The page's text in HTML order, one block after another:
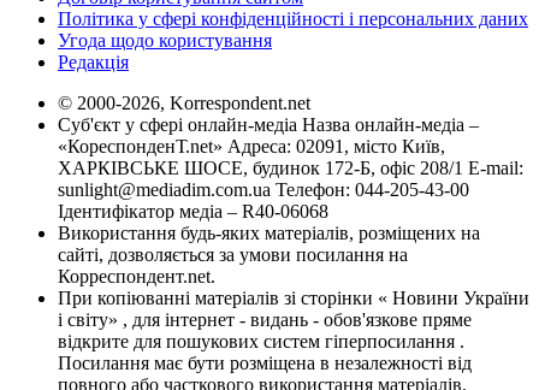
Політика у сфері конфіденційності і персональних даних
Угода щодо користування
Редакція
© 2000-2026, Korrespondent.net
Суб'єкт у сфері онлайн-медіа Назва онлайн-медіа –
«КореспонденТ.net» Адреса: 02091, місто Київ,
ХАРКІВСЬКЕ ШОСЕ, будинок 172-Б, офіс 208/1 E-mail:
sunlight@mediadim.com.ua Телефон: 044-205-43-00
Ідентифікатор медіа – R40-06068
Використання будь-яких матеріалів, розміщених на
сайті, дозволяється за умови посилання на
Корреспондент.net.
При копіюванні матеріалів зі сторінки « Новини України
і світу» , для інтернет - видань - обов'язкове пряме
відкрите для пошукових систем гіперпосилання .
Посилання має бути розміщена в незалежності від
повного або часткового використання матеріалів.